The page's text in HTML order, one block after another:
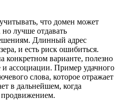
что домен может
лучше отдавать
Длинный адрес
и есть риск ошибиться.
конкретном варианте, полезно
и ассоциации. Пример удачного
слова, которое отражает
в дальнейшем, когда
продвижением.